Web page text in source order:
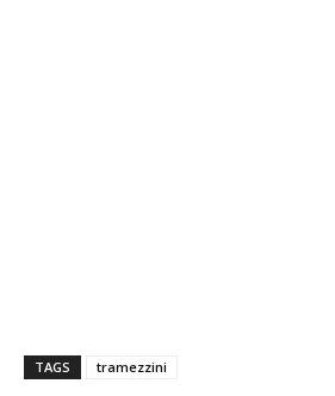
TAGS tramezzini